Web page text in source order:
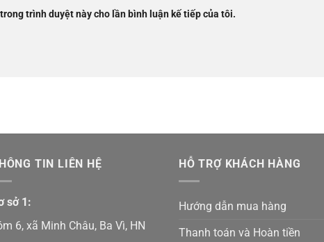
trình duyệt này cho lần bình luận kế tiếp của tôi.
TIN LIÊN HỆ
sở 1:
6, xã Minh Châu, Ba Vì, HN
HỖ TRỢ KHÁCH HÀNG
Hướng dẫn mua hàng
Thanh toán và Hoàn tiền